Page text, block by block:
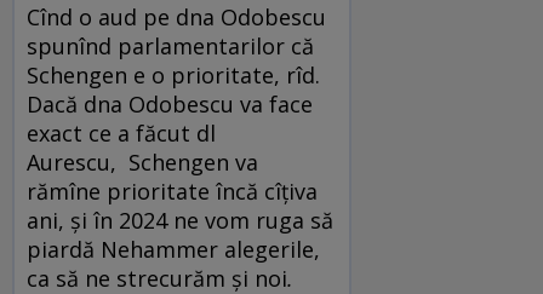
Cînd o aud pe dna Odobescu
spunînd parlamentarilor că
Schengen e o prioritate, rîd.
Dacă dna Odobescu va face
exact ce a făcut dl
Aurescu, Schengen va
rămîne prioritate încă cîțiva
ani, și în 2024 ne vom ruga să
piardă Nehammer alegerile,
ca să ne strecurăm și noi.